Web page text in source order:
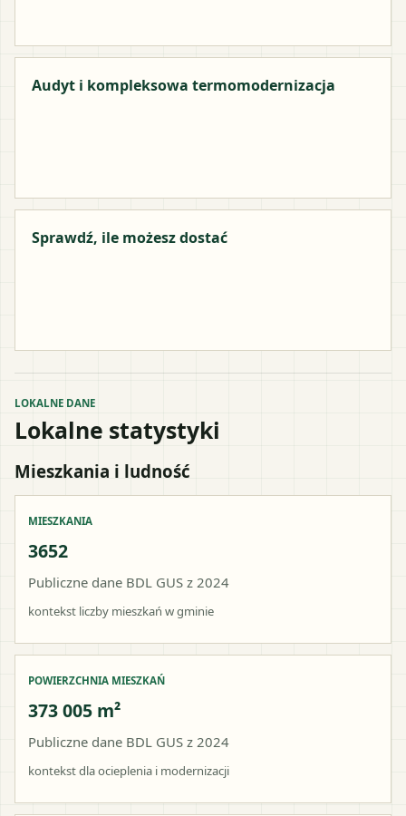
Audyt i kompleksowa termomodernizacja
Sprawdź, ile możesz dostać
LOKALNE DANE
Lokalne statystyki
Mieszkania i ludność
MIESZKANIA
3652
Publiczne dane BDL GUS z 2024
kontekst liczby mieszkań w gminie
POWIERZCHNIA MIESZKAŃ
373 005 m²
Publiczne dane BDL GUS z 2024
kontekst dla ocieplenia i modernizacji